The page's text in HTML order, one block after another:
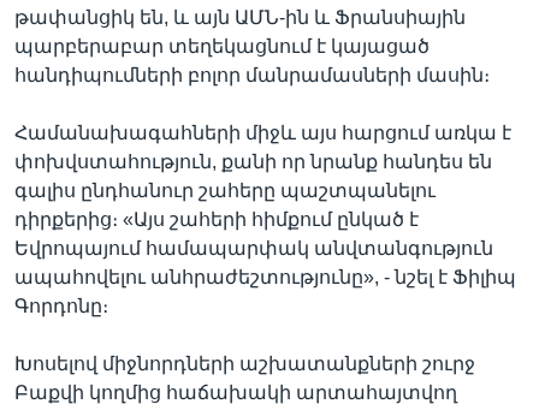
թափանցիկ են, և այն ԱՄՆ-ին և Ֆրանսիային
պարբերաբար տեղեկացնում է կայացած
հանդիպումների բոլոր մանրամասների մասին։
Համանախագահների միջև այս հարցում առկա է
փոխվստահություն, քանի որ նրանք հանդես են
գալիս ընդհանուր շահերը պաշտպանելու
դիրքերից։ «Այս շահերի հիմքում ընկած է
Եվրոպայում համապարփակ անվտանգություն
ապահովելու անհրաժեշտությունը», - նշել է Ֆիլիպ
Գորդոնը։
Խոսելով միջնորդների աշխատանքների շուրջ
Բաքվի կողմից հաճախակի արտահայտվող